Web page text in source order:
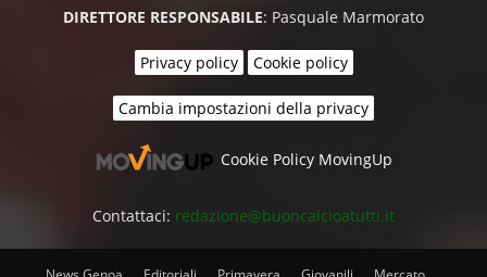
DIRETTORE RESPONSABILE: Pasquale Marmorato
Privacy policy Cookie policy
Cambia impostazioni della privacy
Cookie Policy MovingUp
Contattaci: redazione@buoncalcioatutti.it